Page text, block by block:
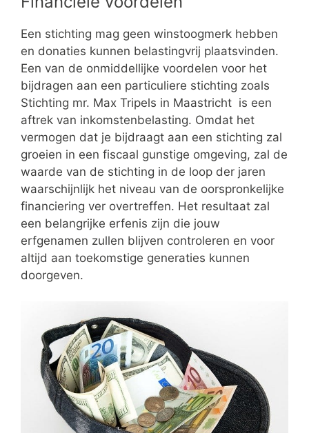
Een stichting mag geen winstoogmerk hebben
en donaties kunnen belastingvrij plaatsvinden.
Een van de onmiddellijke voordelen voor het
bijdragen aan een particuliere stichting zoals
Stichting mr. Max Tripels in Maastricht is een
aftrek van inkomstenbelasting. Omdat het
vermogen dat je bijdraagt aan een stichting zal
groeien in een fiscaal gunstige omgeving, zal de
waarde van de stichting in de loop der jaren
waarschijnlijk het niveau van de oorspronkelijke
financiering ver overtreffen. Het resultaat zal
een belangrijke erfenis zijn die jouw
erfgenamen zullen blijven controleren en voor
altijd aan toekomstige generaties kunnen
doorgeven.